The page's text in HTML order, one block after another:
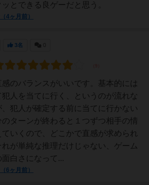
とできる良ゲーだと思う。
4ヶ月前）
3名
感のバランスがいいです。基本的には
犯人を当てに行く、というのが流れな
、犯人が確定する前に当てに行かない
のターンが終わると１つずつ相手の情
ていくので、どこかで直感が求められ
れが単純な推理だけじゃない、ゲーム
面白さになって...
6ヶ月前）